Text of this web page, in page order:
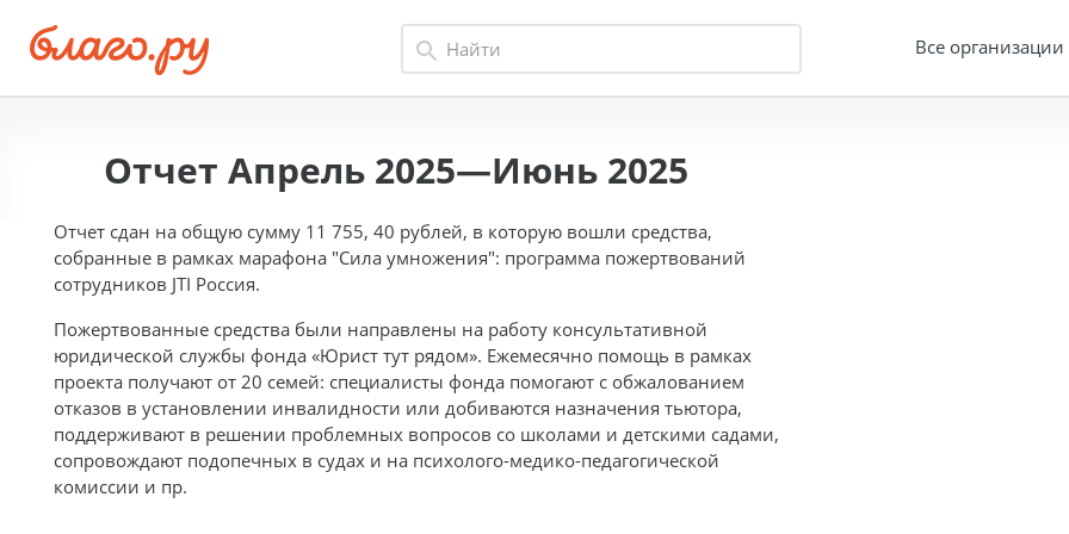
Все организации
Отчет Апрель 2025—Июнь 2025
Отчет сдан на общую сумму 11 755, 40 рублей, в которую вошли средства,
собранные в рамках марафона "Сила умножения": программа пожертвований
сотрудников JTI Россия.
Пожертвованные средства были направлены на работу консультативной
юридической службы фонда «Юрист тут рядом». Ежемесячно помощь в рамках
проекта получают от 20 семей: специалисты фонда помогают с обжалованием
отказов в установлении инвалидности или добиваются назначения тьютора,
поддерживают в решении проблемных вопросов со школами и детскими садами,
сопровождают подопечных в судах и на психолого-медико-педагогической
комиссии и пр.